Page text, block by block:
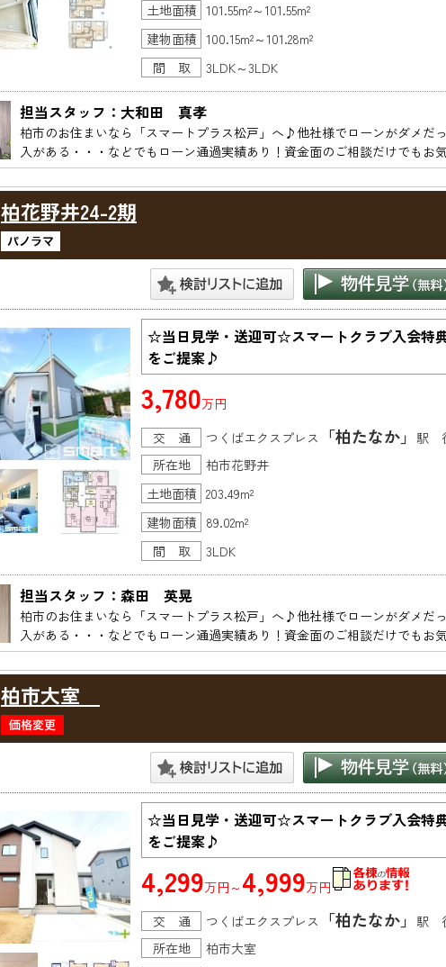
土地面積 101.55m²～101.55m²
建物面積 100.15m²～101.28m²
間 取
3LDK～3LDK
担当スタッフ：大和田　真孝
柏市のお住まいなら「スマートプラス松戸」へ♪他社様でローンがダメだ
柏花野井24-2期
☆当日見学・送迎可☆スマートクラブ入会特
をご提案♪
3,780万円
交 通
つくばエクスプレス 「柏たなか」 駅
所在地
柏市花野井
土地面積 203.49m²
建物面積 89.02m²
間 取
3LDK
担当スタッフ：森田　英晃
柏市のお住まいなら「スマートプラス松戸」へ♪他社様でローンがダメだ
柏市大室
☆当日見学・送迎可☆スマートクラブ入会特
をご提案♪
4,299万円～ 4,999万円
交 通
つくばエクスプレス 「柏たなか」 駅
所在地
柏市大室